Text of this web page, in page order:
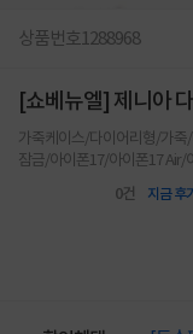
상품번호1288968
[쇼베뉴엘] 제니아
가죽케이스/다이어리형/가
잠금/아이폰17/아이폰17 Air/
0건 지금 후